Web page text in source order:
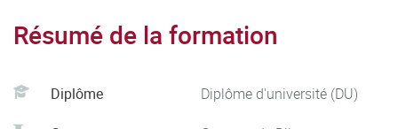
exemple de se préparer aux concours d’entrée de certaines
permettre à nos étudiants de faire valoir une formation
diplômante en anglais. En enfin, ce DU permettra aux
Résumé de la formation
Diplôme Diplôme d'université (DU)